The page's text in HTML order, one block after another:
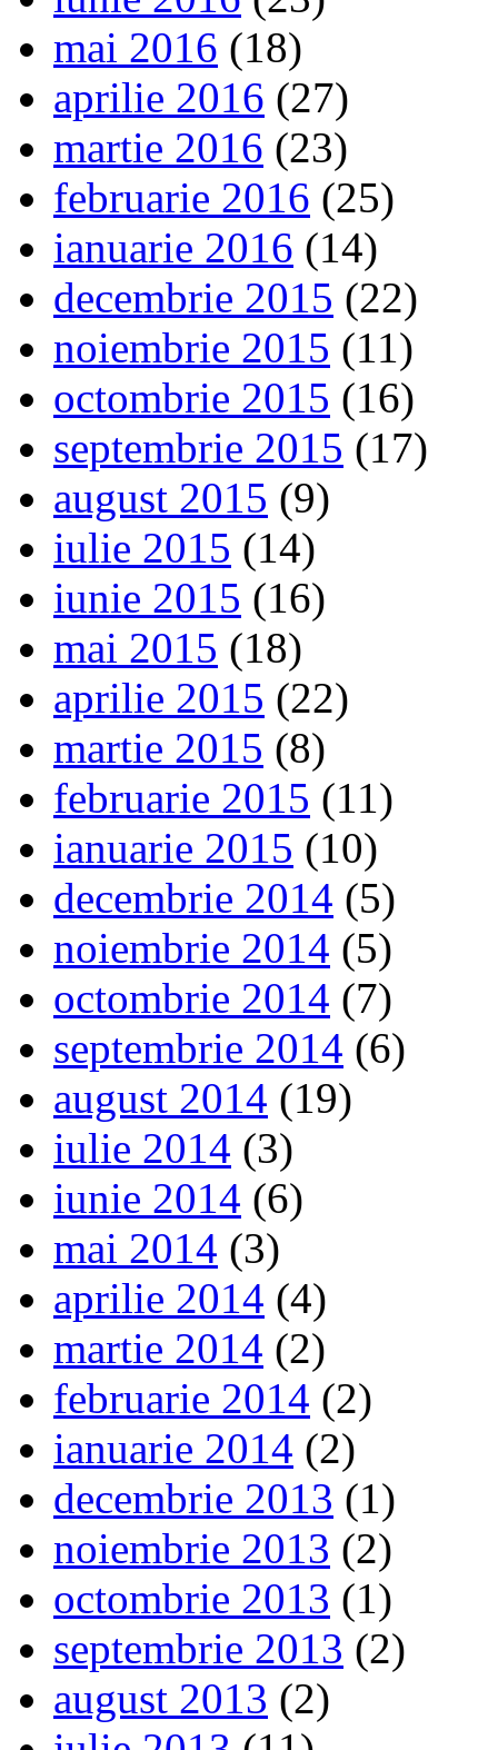
mai 2016 (18)
aprilie 2016 (27)
martie 2016 (23)
februarie 2016 (25)
ianuarie 2016 (14)
decembrie 2015 (22)
noiembrie 2015 (11)
octombrie 2015 (16)
septembrie 2015 (17)
august 2015 (9)
iulie 2015 (14)
iunie 2015 (16)
mai 2015 (18)
aprilie 2015 (22)
martie 2015 (8)
februarie 2015 (11)
ianuarie 2015 (10)
decembrie 2014 (5)
noiembrie 2014 (5)
octombrie 2014 (7)
septembrie 2014 (6)
august 2014 (19)
iulie 2014 (3)
iunie 2014 (6)
mai 2014 (3)
aprilie 2014 (4)
martie 2014 (2)
februarie 2014 (2)
ianuarie 2014 (2)
decembrie 2013 (1)
noiembrie 2013 (2)
octombrie 2013 (1)
septembrie 2013 (2)
august 2013 (2)